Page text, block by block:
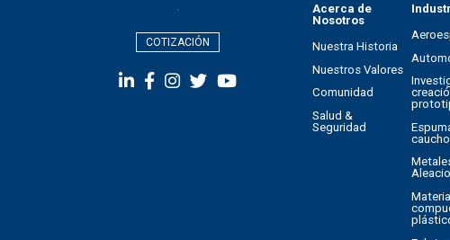
COTIZACIÓN
Acerca de
Nosotros
Nuestra Historia
Nuestros Valores
Comunidad
Salud &
Seguridad
caucho